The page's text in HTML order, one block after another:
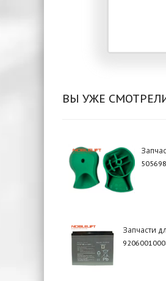
ВЫ УЖЕ
Запчасти